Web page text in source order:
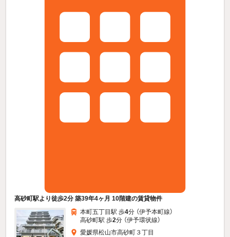
高砂町駅より徒歩2分 築39年4ヶ月 10階建の賃貸物件
本町五丁目駅 歩4分 （伊予本町線）
高砂町駅 歩2分 （伊予環状線）
愛媛県松山市高砂町３丁目